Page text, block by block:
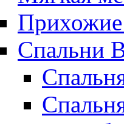
Спальни